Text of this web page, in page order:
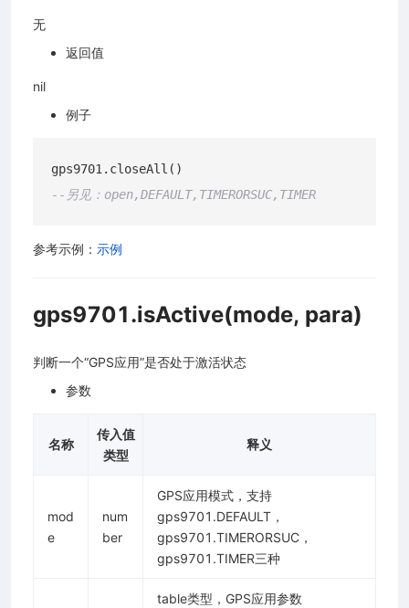
无
返回值
nil
例子
--另见：open,DEFAULT,TIMERORSUC,TIMER
参考示例： 示例
gps9701.isActive(mode, para)
判断一个“GPS应用”是否处于激活状态
参数
名称
传入值
类型
释义
mod
e
num
ber
GPS应用模式，支持
gps9701.DEFAULT，
gps9701.TIMERORSUC，
gps9701.TIMER三种
table类型，GPS应用参数